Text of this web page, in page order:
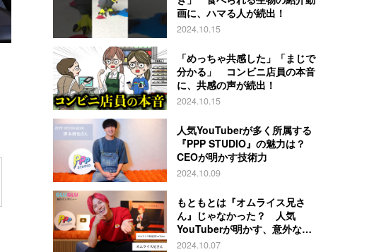
画に、ハマる人が続出！
2024.10.15
「めっちゃ共感した」「まじで
分かる」 コンビニ店員の本音
に、共感の声が続出！
2024.10.15
人気YouTuberが多く所属する
『PPP STUDIO』の魅力は？
CEOが明かす技術力
2024.10.09
もともとは『オムライス兄さ
ん』じゃなかった？ 人気
YouTuberが明かす、意外な過
去とは
2024.10.07